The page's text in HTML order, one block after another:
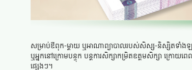
សម្រាប់ឳពុក-ម្តាយ ឬអាណាព្យាបាលរបស់សិស្ស-និស្សិតទាំងឡ
ឬអ្នកនៅក្រោមបន្ទុក បន្តការសិក្សាកម្រិតឧត្តមសិក្សា ក្រោយ
ផ្សេងៗ។